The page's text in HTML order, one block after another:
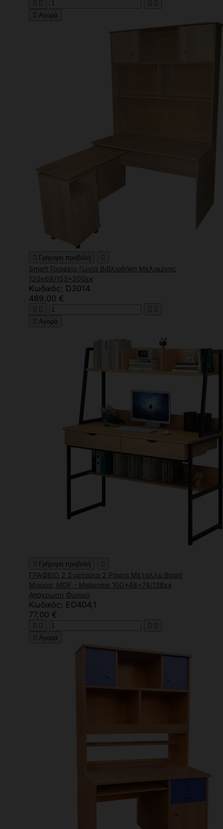
   
 Αγορά
 Γρήγορη προβολή 
Smart Γραφείο Γωνία Βιβλιοθήκη Μελαμίνης
120x68/153x200εκ
Κωδικός: D3014
489,00 €
   
 Αγορά
 Γρήγορη προβολή 
ΓΡΑΦΕΙΟ 2 Συρτάρια 2 Ράφια Μέταλλο Βαφή
Μαύρο, MDF - Melamine 100x48x74/138εκ
Απόχρωση Φυσικό
Κωδικός: ΕΟ404,1
77,00 €
   
 Αγορά